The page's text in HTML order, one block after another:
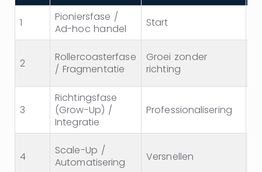
1
Pioniersfase /
Ad-hoc handel
Start
2
Rollercoasterfase
/ Fragmentatie
Groei zonder
richting
3
Richtingsfase
(Grow-Up) /
Integratie
Professionalisering
4
Scale-Up /
Automatisering
Versnellen